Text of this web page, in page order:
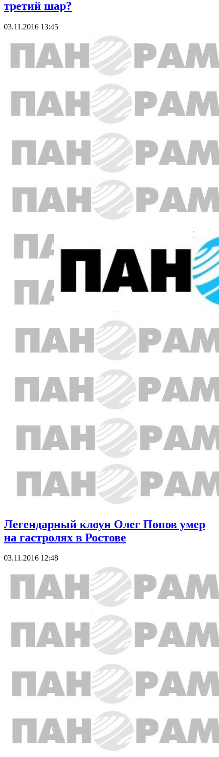
третий шар?
03.11.2016 13:45
Легендарный клоун Олег Попов умер
на гастролях в Ростове
03.11.2016 12:48